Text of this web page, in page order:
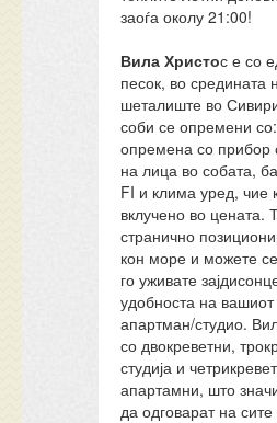
заоѓа околу 21:00!
Вила Христос е со
песок, во средината
шеталиште во
соби се опремени со:
опремена со прибор
на лица во собата,
FI и клима уред, чие
вклучено во цената.
странично
кон море и можете
го уживате
удобноста на вашиот
апартман/студио.
со двокреветни,
студија и
апартамни, што
да одговарат на сите